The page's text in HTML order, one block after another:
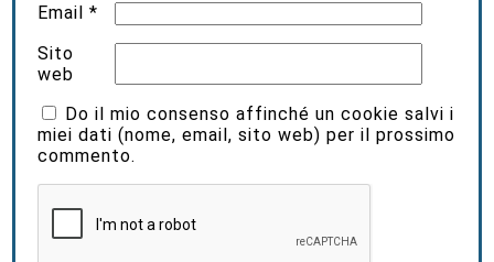
Email*
Sito
web
Do il mio consenso affinché un cookie salvi i
miei dati (nome, email, sito web) per il prossimo
commento.